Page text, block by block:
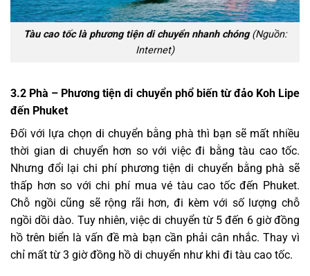
Tàu cao tốc là phương tiện di chuyển nhanh chóng(Nguồn:
Internet)
3.2 Phà – Phương tiện di chuyển phổ biến từ đảo Koh Lipe
đến Phuket
Đối với lựa chọn di chuyển bằng phà thì bạn sẽ mất nhiều
thời gian di chuyển hơn so với việc đi bằng tàu cao tốc.
Nhưng đổi lại chi phí phương tiện di chuyển bằng phà sẽ
thấp hơn so với chi phí mua vé tàu cao tốc đến Phuket.
Chỗ ngồi cũng sẽ rộng rãi hơn, đi kèm với số lượng chỗ
ngồi dồi dào. Tuy nhiên, việc di chuyển từ 5 đến 6 giờ đồng
hồ trên biển là vấn đề mà bạn cần phải cân nhắc. Thay vì
chỉ mất từ 3 giờ đồng hồ di chuyển như khi đi tàu cao tốc.